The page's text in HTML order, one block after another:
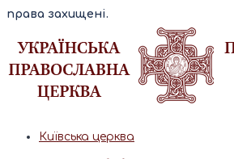
права захищені.
Київська церква